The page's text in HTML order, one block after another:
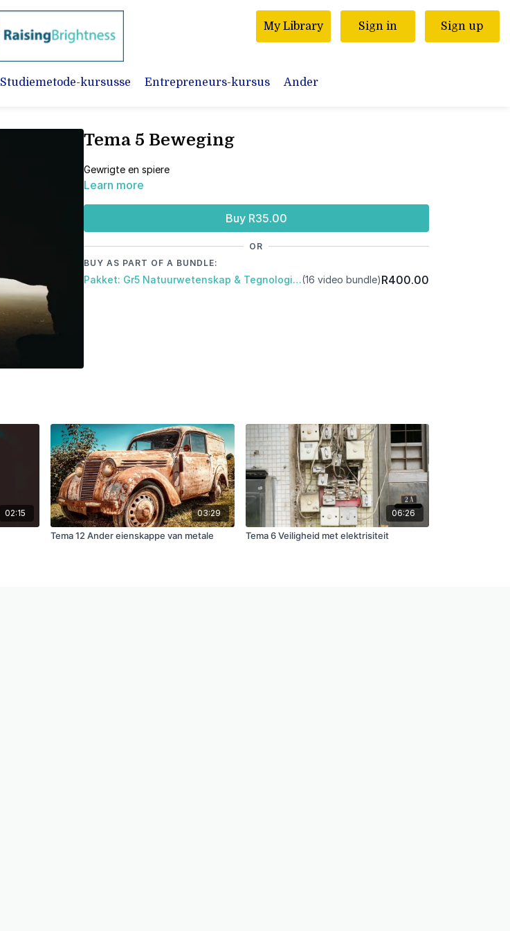
My Library Sign in Sign up
Studiemetode-kursusse Entrepreneurs-kursus Ander
Tema 5 Beweging
Gewrigte en spiere
Learn more
Buy R35.00
OR
BUY AS PART OF A BUNDLE:
Pakket: Gr5 Natuurwetenskap & Tegnologie: Kwartaal 1 en 2(16 video bundle)R400.00
02:15 03:29
Tema 12 Ander eienskappe van metale
06:26
Tema 6 Veiligheid met elektrisiteit